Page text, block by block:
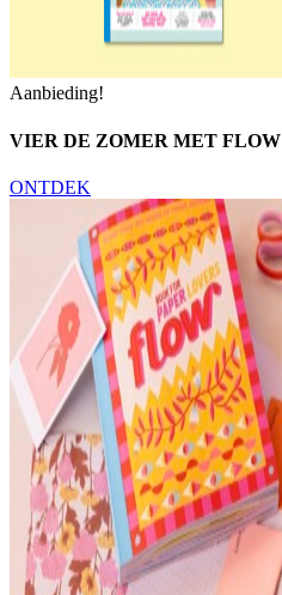
Aanbieding!
VIER DE ZOMER MET FLOW
ONTDEK